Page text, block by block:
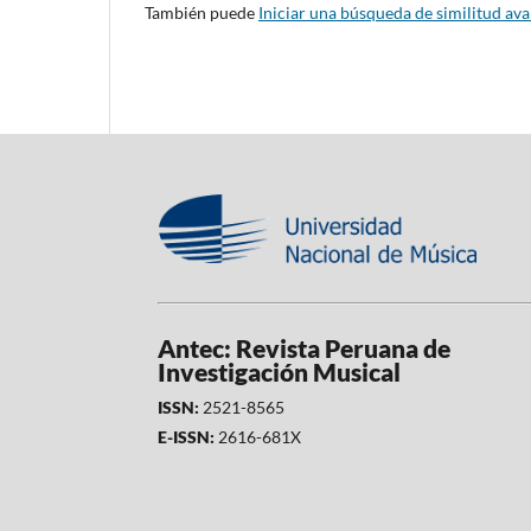
También puede Iniciar una búsqueda de similitud
Antec: Revista Peruana de
Investigación Musical
ISSN: 2521-8565
E-ISSN: 2616-681X